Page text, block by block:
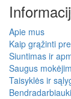
Apie mus
Kaip grąžinti
Siuntimas ir
Saugus
Taisyklės ir